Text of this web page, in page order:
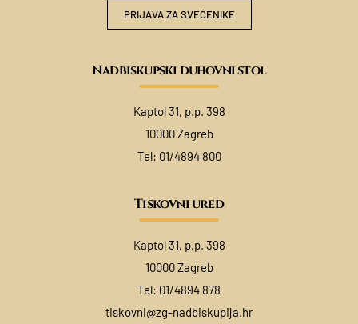
PRIJAVA ZA SVEĆENIKE
Nadbiskupski duhovni stol
Kaptol 31, p.p. 398
10000 Zagreb
Tel: 01/4894 800
Tiskovni ured
Kaptol 31, p.p. 398
10000 Zagreb
Tel: 01/4894 878
tiskovni@zg-nadbiskupija.hr